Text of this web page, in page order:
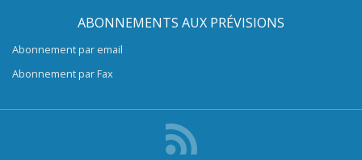
ABONNEMENTS AUX PRÉVISIONS
Abonnement par email
Abonnement par Fax